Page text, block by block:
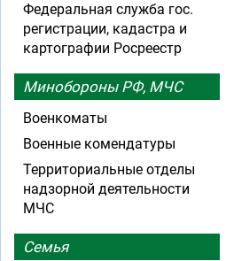
Федеральная служба гос.
регистрации, кадастра и
картографии Росреестр
Минобороны РФ, МЧС
Военкоматы
Военные комендатуры
Территориальные отделы
надзорной деятельности
МЧС
Семья